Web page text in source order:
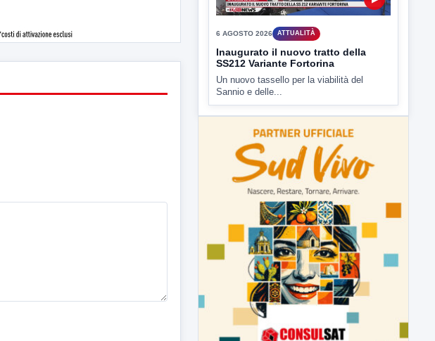
ATTUALITÀ
Inaugurato il nuovo tratto della
SS212 Variante Fortorina
Un nuovo tassello per la viabilità del
Sannio e delle...